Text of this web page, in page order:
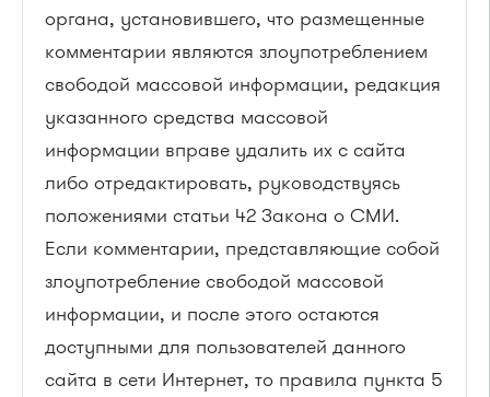
органа, установившего, что размещенные
комментарии являются злоупотреблением
свободой массовой информации, редакция
указанного средства массовой
информации вправе удалить их с сайта
либо отредактировать, руководствуясь
положениями статьи 42 Закона о СМИ.
Если комментарии, представляющие собой
злоупотребление свободой массовой
информации, и после этого остаются
доступными для пользователей данного
сайта в сети Интернет, то правила пункта 5